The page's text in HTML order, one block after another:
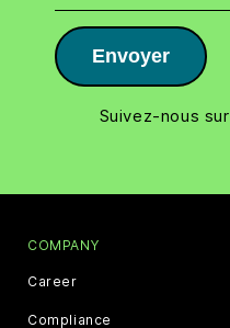
Envoyer
Suivez-nous sur
COMPANY
Career
Compliance